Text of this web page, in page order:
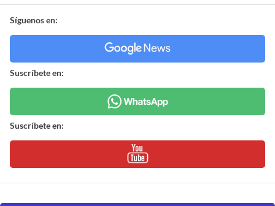
Síguenos en:
Suscríbete en:
Suscríbete en: